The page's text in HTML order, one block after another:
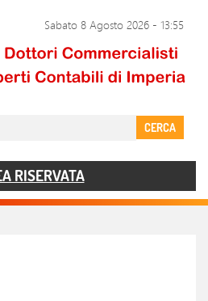
Sabato 8 Agosto 2026 - 13:55
CERCA
RISERVATA